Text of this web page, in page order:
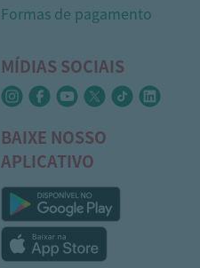
Formas de pagamento
MÍDIAS SOCIAIS
BAIXE NOSSO
APLICATIVO